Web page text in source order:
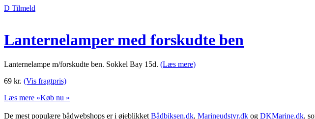
D Tilmeld
Lanternelamper med forskudte ben
Lanternelampe m/forskudte ben. Sokkel Bay 15d. (Læs mere)
69 kr. (Vis fragtpris)
Læs mere »Køb nu »
De mest populære bådwebshops er i øjeblikket Bådbiksen.dk, Marineudstyr.dk og DKMarine.dk,